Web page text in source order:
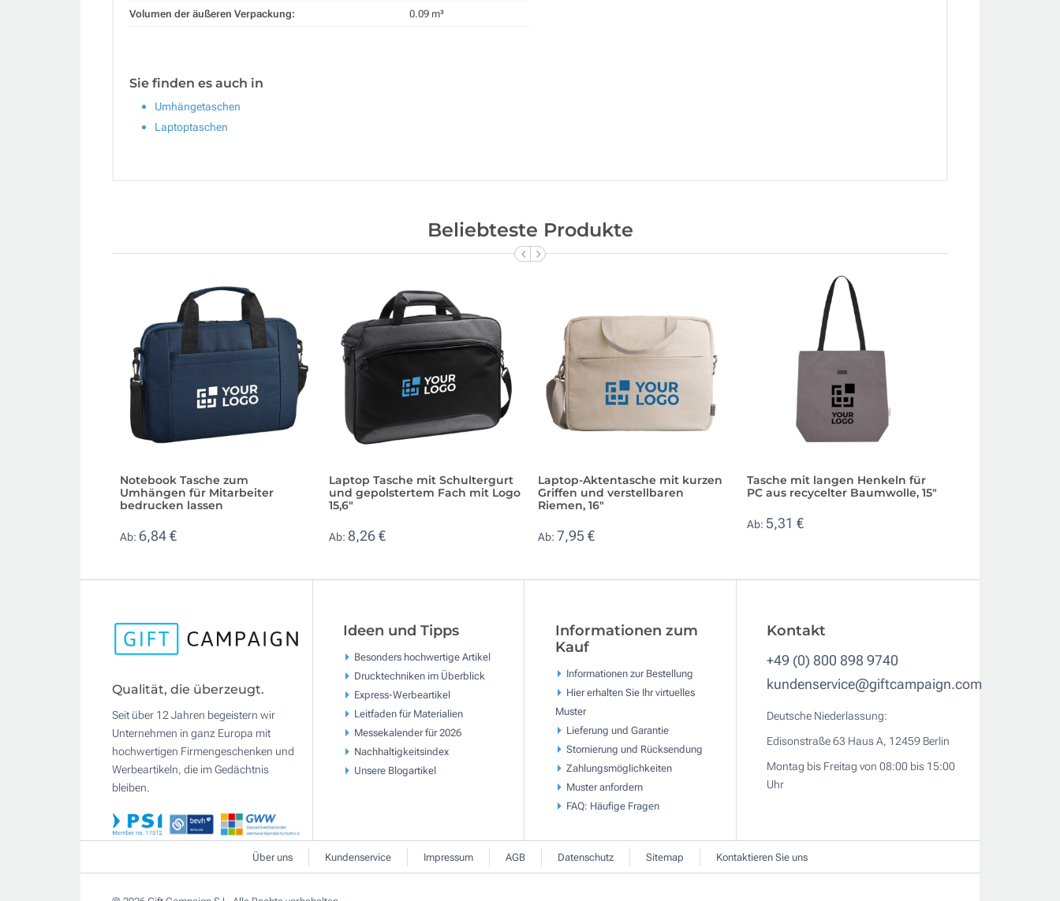
Volumen der äußeren Verpackung: 0.09 m³
Sie finden es auch in
Umhängetaschen
Laptoptaschen
Beliebteste Produkte
Notebook Tasche zum
Umhängen für Mitarbeiter
bedrucken lassen
Ab: 6,84 €
Laptop Tasche mit Schultergurt
und gepolstertem Fach mit Logo
15,6"
Ab: 8,26 €
Laptop-Aktentasche mit kurzen
Griffen und verstellbaren
Riemen, 16"
Ab: 7,95 €
Tasche mit langen Henkeln für
PC aus recycelter Baumwolle, 15"
Ab: 5,31 €
Qualität, die überzeugt.
Seit über 12 Jahren begeistern wir
Unternehmen in ganz Europa mit
hochwertigen Firmengeschenken und
Werbeartikeln, die im Gedächtnis
bleiben.
Ideen und Tipps
Besonders hochwertige Artikel
Drucktechniken im Überblick
Express-Werbeartikel
Leitfaden für Materialien
Messekalender für 2026
Nachhaltigkeitsindex
Unsere Blogartikel
Informationen zum
Kauf
Informationen zur Bestellung
Hier erhalten Sie Ihr virtuelles
Muster
Lieferung und Garantie
Stornierung und Rücksendung
Zahlungsmöglichkeiten
Muster anfordern
FAQ: Häufige Fragen
Kontakt
+49 (0) 800 898 9740
kundenservice@giftcampaign.com
Deutsche Niederlassung:
Edisonstraße 63 Haus A, 12459 Berlin
Montag bis Freitag von 08:00 bis 15:00
Uhr
Über uns Kundenservice Impressum AGB Datenschutz Sitemap Kontaktieren Sie uns